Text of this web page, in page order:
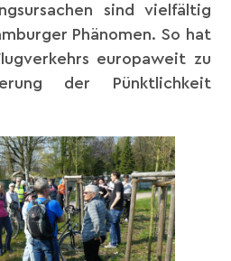
sind vielfältig
Phänomen. So hat
europaweit zu
der Pünktlichkeit